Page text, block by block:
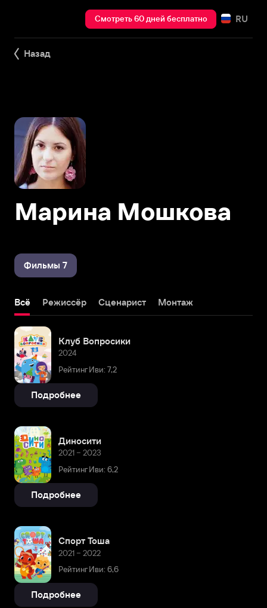
Смотреть 60 дней бесплатно RU
Назад
Марина Мошкова
Фильмы 7
Всё Режиссёр Сценарист Монтаж
Клуб Вопросики
2024
Рейтинг Иви: 7,2
Подробнее
Диносити
2021 – 2023
Рейтинг Иви: 6,2
Подробнее
Спорт Тоша
2021 – 2022
Рейтинг Иви: 6,6
Подробнее